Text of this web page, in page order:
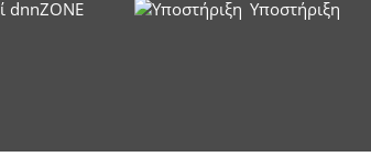
dnnZONE Υπoστήριξη